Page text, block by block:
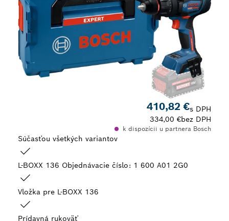
410,82 €s DPH
334,00 €bez DPH
k dispozícii u partnera Bosch
Súčasťou všetkých variantov
L-BOXX 136 Objednávacie číslo: 1 600 A01 2G0
Vložka pre L-BOXX 136
Prídavná rukoväť